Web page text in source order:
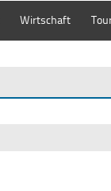
Wirtschaft